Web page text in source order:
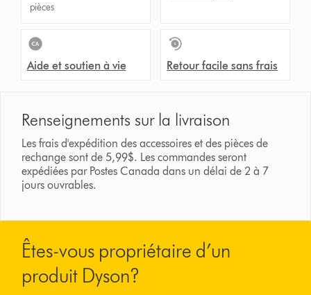
pièces
Aide et soutien à vie Retour facile sans frais
Renseignements sur la livraison
Les frais d'expédition des accessoires et des pièces de
rechange sont de 5,99$. Les commandes seront
expédiées par Postes Canada dans un délai de 2 à 7
jours ouvrables.
Êtes-vous propriétaire d’un
produit Dyson?